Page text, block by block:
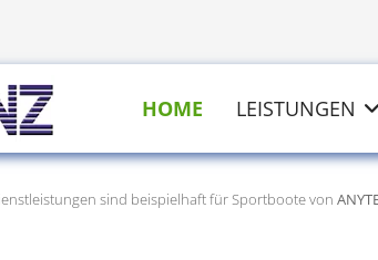
HOME LEISTUNGEN
sind beispielhaft für Sportboote von